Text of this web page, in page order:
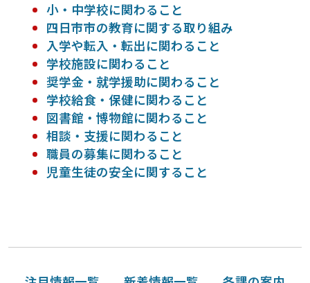
小・中学校に関わること
四日市市の教育に関する取り組み
入学や転入・転出に関わること
学校施設に関わること
奨学金・就学援助に関わること
学校給食・保健に関わること
図書館・博物館に関わること
相談・支援に関わること
職員の募集に関わること
児童生徒の安全に関すること